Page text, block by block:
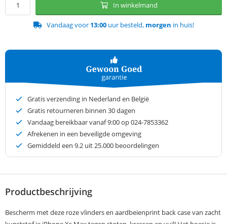
In winkelmand
Vandaag voor 13:00uur besteld, morgen in huis!
Gratis verzending in Nederland en België
Gratis retourneren binnen 30 dagen
Vandaag bereikbaar vanaf 9:00 op 024-7853362
Afrekenen in een beveiligde omgeving
Gemiddeld een 9.2 uit 25.000 beoordelingen
Productbeschrijving
Bescherm met deze roze vlinders en aardbeienprint back case van zacht